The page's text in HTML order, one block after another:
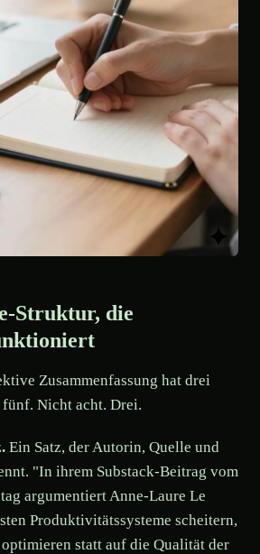
Struktur, die
Zusammenfassung hat drei
Nicht acht. Drei.
Ein Satz, der Autorin, Quelle und
"In ihrem Substack-Beitrag vom
argumentiert Anne-Laure Le
Produktivitätssysteme scheitern,
statt auf die Qualität der